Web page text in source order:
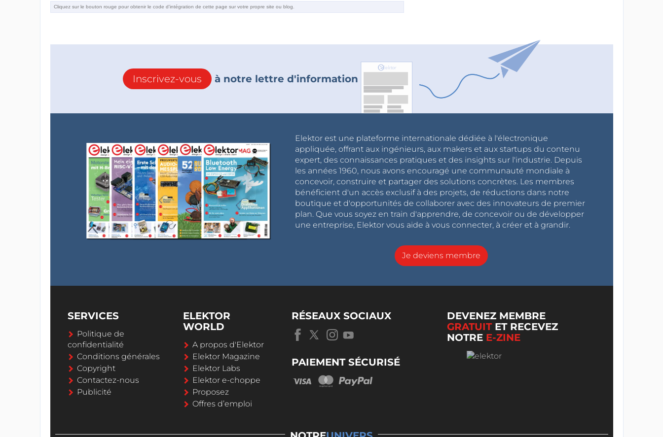
Inscrivez-vous à notre lettre d'information
Elektor est une plateforme internationale dédiée à l'électronique
appliquée, offrant aux ingénieurs, aux makers et aux startups du contenu
expert, des connaissances pratiques et des insights sur l'industrie. Depuis
les années 1960, nous avons encouragé une communauté mondiale à
concevoir, construire et partager des solutions concrètes. Les membres
bénéficient d'un accès exclusif à des projets, de réductions dans notre
boutique et d'opportunités de collaborer avec des innovateurs de premier
plan. Que vous soyez en train d'apprendre, de concevoir ou de développer
une entreprise, Elektor vous aide à vous connecter, à créer et à grandir.
Je deviens membre
SERVICES
Politique de
confidentialité
Conditions générales
Copyright
Contactez-nous
Publicité
ELEKTOR
WORLD
A propos d'Elektor
Elektor Magazine
Elektor Labs
Elektor e-choppe
Proposez
Offres d’emploi
RÉSEAUX SOCIAUX
PAIEMENT SÉCURISÉ
DEVENEZ MEMBRE
GRATUITET RECEVEZ
NOTRE E-ZINE